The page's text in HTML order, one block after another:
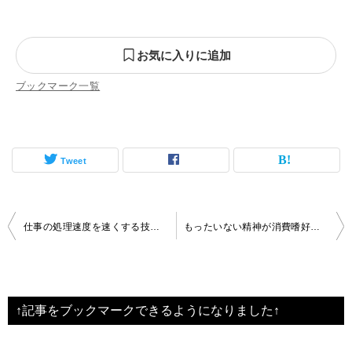
お気に入りに追加
ブックマーク一覧
Tweet
投
ビ
ゲ
↑記事をブックマークできるようになりました↑